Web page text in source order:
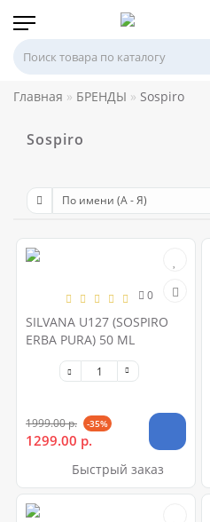
Главная БРЕНДЫ Sospiro
Sospiro
0
SILVANA U127 (SOSPIRO
ERBA PURA) 50 ML
1999.00 р. -35%
1299.00 р.
Быстрый заказ